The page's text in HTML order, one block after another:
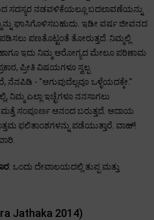
ಸದಸ್ಯರ ನಡವಳಿಕೆಯಲ್ಲೂ ಬದಲಾವಣೆಯನ್ನು
ಘಾಸಿಗೊಳಿಸಬಹುದು. ಇಡೀ ವರ್ಷ ಜೀವನದ
ಪಣತೊಟ್ಟಂತೆ ತೋರುತ್ತದೆ. ನಿಮ್ಮಲ್ಲಿ
ಇದು ನಿಮ್ಮ ಆರೋಗ್ಯದ ಮೇಲೂ ಪರಿಣಾಮ
ಪ್ರೀತಿ ವಿಷಯಗಳೂ ಸ್ವಲ್ಪ
- "ಆಗುವುದೆಲ್ಲವೂ ಒಳ್ಳೆಯದಕ್ಕೇ."
ನಿಮ್ಮ ಎಲ್ಲಾ ಇಚ್ಛೆಗಳೂ ನನಸಾಗಲು
ಮತ್ತೆ ಸಂಪೂರ್ಣ ಆನಂದ ಬರುತ್ತದೆ. ಆದಾಯ
ಫಲಿತಾಂಶಗಳನ್ನು ಪಡೆಯುತ್ತಾರೆ. ವಾಹ್!
: ಒಂದು ದೇವಾಲಯದಲ್ಲಿ ತುಪ್ಪ ಮತ್ತು
Jathaka 2014)